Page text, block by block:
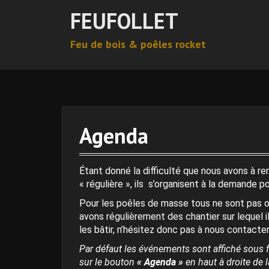
FEUFOLLET
Feu de bois & poêles rocket
Agenda
Étant donné la difficulté que nous avons à
« régulière », ils s’organisent à la demande
Pour les poêles de masse tous ne sont pas
avons régulièrement des chantier sur
les bâtir, n’hésitez donc pas à nous
Par défaut les événements sont affiché
sur le bouton « Agenda » en haut à droite de